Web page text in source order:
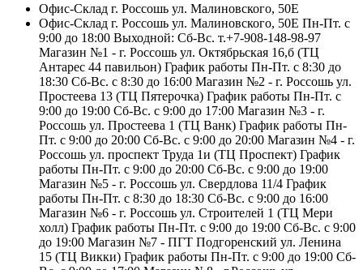
Офис-Склад г. Россошь ул. Малиновского, 50Е
Офис-Склад г. Россошь ул. Малиновского, 50Е Пн-Пт. с
9:00 до 18:00 Выходной: Сб-Вс. т.+7-908-148-98-97
Магазин №1 - г. Россошь ул. Октябрьская 16,б (ТЦ
Антарес 44 павильон) График работы Пн-Пт. с 8:30 до
18:30 Сб-Вс. с 8:30 до 16:00 Магазин №2 - г. Россошь ул.
Простеева 13 (ТЦ Пятерочка) График работы Пн-Пт. с
9:00 до 19:00 Сб-Вс. с 9:00 до 17:00 Магазин №3 - г.
Россошь ул. Простеева 1 (ТЦ Ванк) График работы Пн-
Пт. с 9:00 до 20:00 Сб-Вс. с 9:00 до 20:00 Магазин №4 - г.
Россошь ул. проспект Труда 1и (ТЦ Проспект) График
работы Пн-Пт. с 9:00 до 20:00 Сб-Вс. с 9:00 до 19:00
Магазин №5 - г. Россошь ул. Свердлова 11/4 График
работы Пн-Пт. с 8:30 до 18:30 Сб-Вс. с 9:00 до 16:00
Магазин №6 - г. Россошь ул. Строителей 1 (ТЦ Мери
холл) График работы Пн-Пт. с 9:00 до 19:00 Сб-Вс. с 9:00
до 19:00 Магазин №7 - ПГТ Подгоренский ул. Ленина
15 (ТЦ Викки) График работы Пн-Пт. с 9:00 до 19:00 Сб-